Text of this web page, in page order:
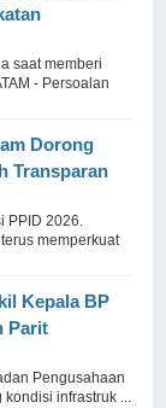
saat memberi
- Persoalan
Dorong
Transparan
PPID 2026.
memperkuat
Kepala BP
Parit
Pengusahaan
infrastruk ...